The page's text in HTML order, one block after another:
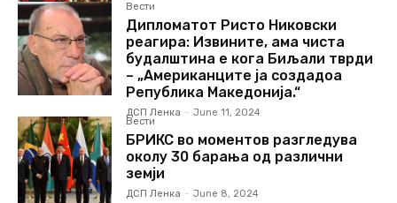
Вести
Дипломатот Ристо Никовски
реагира: Извините, ама чиста
будалштина е кога Биљали тврди
– „Американците ја создадоа
Република Македонија.“
ДСП Ленка - June 11, 2024
Вести
БРИКС во моментов разгледува
околу 30 барања од различни
земји
ДСП Ленка - June 8, 2024